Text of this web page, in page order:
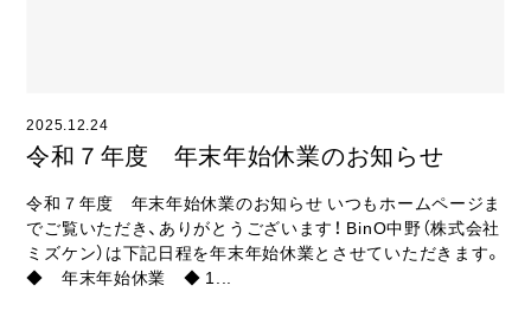
2025.12.24
令和７年度 年末年始休業のお知らせ
令和７年度 年末年始休業のお知らせ いつもホームページま
でご覧いただき、ありがとうございます！ BinO中野（株式会社
ミズケン）は下記日程を年末年始休業とさせていただきます。
◆ 年末年始休業 ◆ 1...